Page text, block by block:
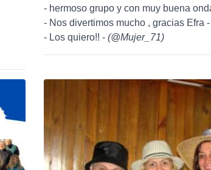
- hermoso grupo y con muy buena
- Nos divertimos mucho , gracias Efra -
- Los quiero!! - (@Mujer_71)